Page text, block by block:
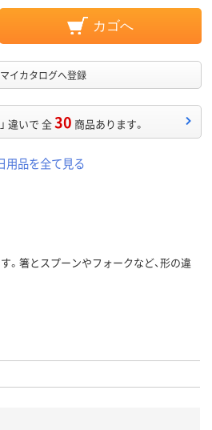
カゴへ
マイカタログへ登録
違いで 全30 商品あります。
用品を全て見る
。箸とスプーンやフォークなど、形の違